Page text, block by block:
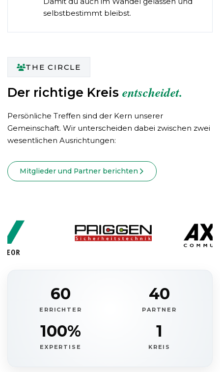
selbstbestimmt bleibst.
THE CIRCLE
Der richtige Kreis entscheidet.
Persönliche Treffen sind der Kern unserer
Gemeinschaft. Wir unterscheiden dabei zwischen zwei
wesentlichen Ausrichtungen:
Mitglieder und Partner berichten
60
ERRICHTER
40
PARTNER
100%
EXPERTISE
1
KREIS